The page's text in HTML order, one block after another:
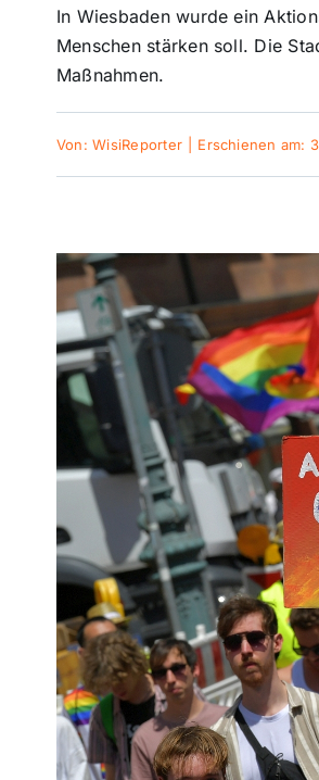
In Wiesbaden wurde ein
Menschen stärken soll. Die
Maßnahmen.
Von:WisiReporter Erschienen am: